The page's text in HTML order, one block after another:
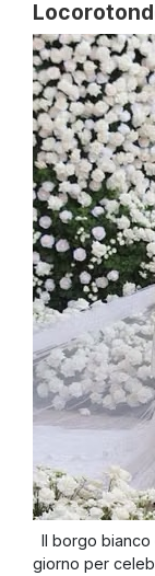
Il borgo bianco
giorno per